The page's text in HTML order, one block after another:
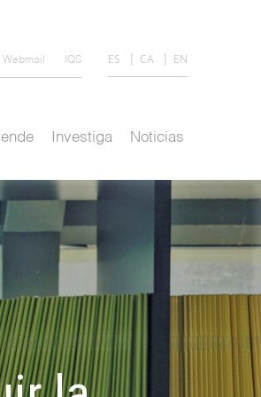
Webmail IQS ES CA EN
Investiga Noticias